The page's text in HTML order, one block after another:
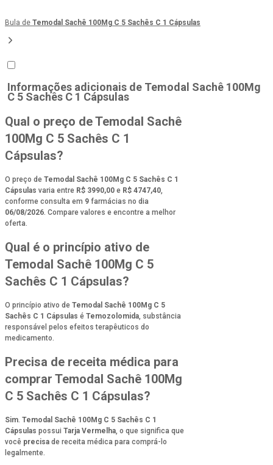
Bula de Temodal Sachê 100Mg C 5 Sachês C 1 Cápsulas
Informações adicionais de Temodal Sachê 100Mg
C 5 Sachês C 1 Cápsulas
Qual o preço de Temodal Sachê
100Mg C 5 Sachês C 1
Cápsulas?
O preço de Temodal Sachê 100Mg C 5 Sachês C 1
Cápsulas varia entre R$ 3990,00 e R$ 4747,40,
conforme consulta em 9 farmácias no dia
06/08/2026. Compare valores e encontre a melhor
oferta.
Qual é o princípio ativo de
Temodal Sachê 100Mg C 5
Sachês C 1 Cápsulas?
O princípio ativo de Temodal Sachê 100Mg C 5
Sachês C 1 Cápsulas é Temozolomida, substância
responsável pelos efeitos terapêuticos do
medicamento.
Precisa de receita médica para
comprar Temodal Sachê 100Mg
C 5 Sachês C 1 Cápsulas?
Sim. Temodal Sachê 100Mg C 5 Sachês C 1
Cápsulas possui Tarja Vermelha, o que significa que
você precisa de receita médica para comprá-lo
legalmente.